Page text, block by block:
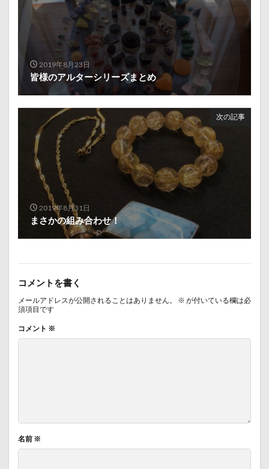
2019年8月23日
皆様のアルターシリーズまとめ
次の記事
2019年8月31日
まさかの組み合わせ！
コメントを書く
メールアドレスが公開されることはありません。 ※ が付いている欄は必
須項目です
コメント ※
名前 ※